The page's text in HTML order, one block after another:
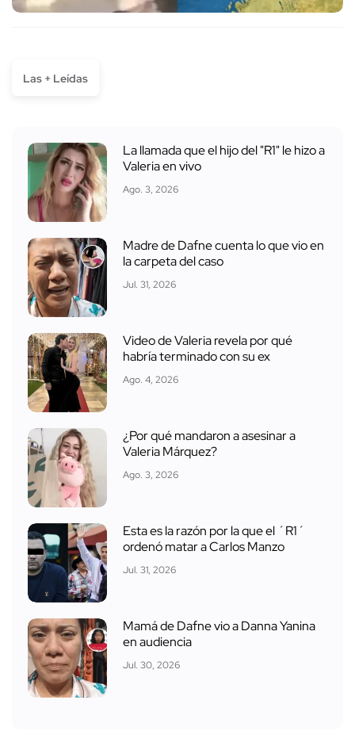
Las + Leídas
La llamada que el hijo del "R1" le hizo a
Valeria en vivo
Ago. 3, 2026
Madre de Dafne cuenta lo que vio en
la carpeta del caso
Jul. 31, 2026
Video de Valeria revela por qué
habría terminado con su ex
Ago. 4, 2026
¿Por qué mandaron a asesinar a
Valeria Márquez?
Ago. 3, 2026
Esta es la razón por la que el ´R1´
ordenó matar a Carlos Manzo
Jul. 31, 2026
Mamá de Dafne vio a Danna Yanina
en audiencia
Jul. 30, 2026